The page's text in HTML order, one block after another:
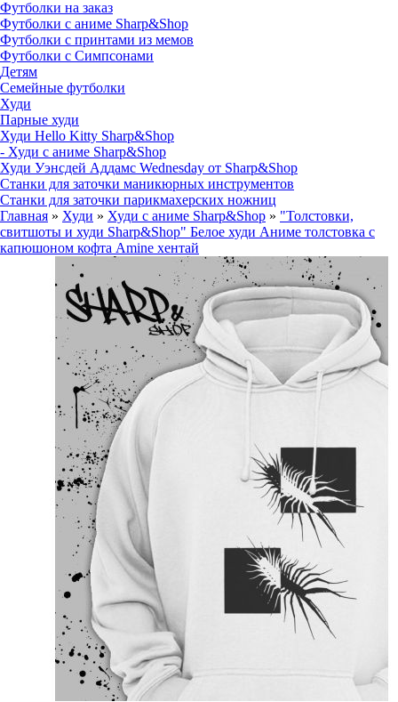
Футболки на заказ
Футболки с аниме Sharp&Shop
Футболки с принтами из мемов
Футболки с Симпсонами
Детям
Семейные футболки
Худи
Парные худи
Худи Hello Kitty Sharp&Shop
- Худи с аниме Sharp&Shop
Худи Уэнсдей Аддамс Wednesday от Sharp&Shop
Станки для заточки маникюрных инструментов
Станки для заточки парикмахерских ножниц
Главная » Худи » Худи с аниме Sharp&Shop » "Толстовки,
свитшоты и худи Sharp&Shop" Белое худи Аниме толстовка с
капюшоном кофта Amine хентай